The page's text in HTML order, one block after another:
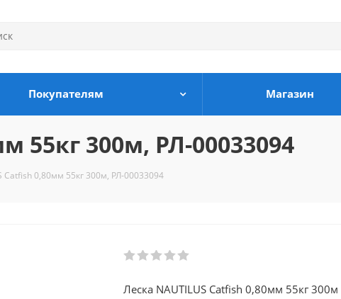
Покупателям Магазин
55кг 300м, РЛ-00033094
Catfish 0,80мм 55кг 300м, РЛ-00033094
Леска NAUTILUS Catfish 0,80мм 55кг 300м